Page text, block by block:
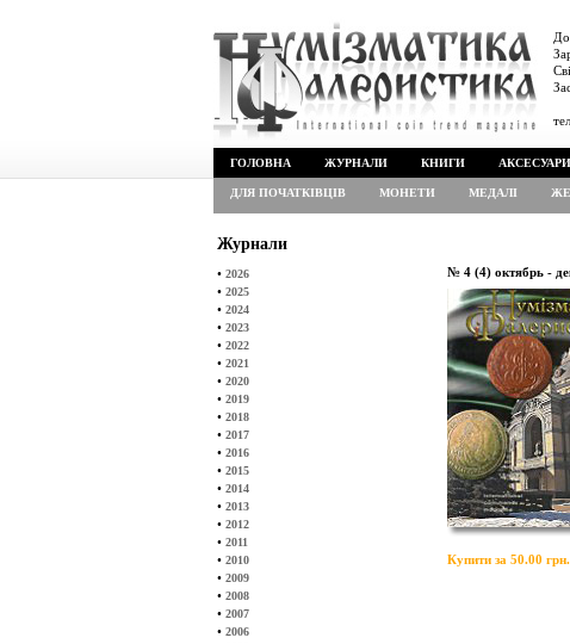
ГОЛОВНА ЖУРНАЛИ КНИГИ АКСЕСУАРИ
ДЛЯ ПОЧАТКІВЦІВ МОНЕТИ МЕДАЛІ
Журнали
• 2026
• 2025
• 2024
• 2023
• 2022
• 2021
• 2020
• 2019
• 2018
• 2017
• 2016
• 2015
• 2014
• 2013
• 2012
• 2011
• 2010
• 2009
• 2008
• 2007
• 2006
№ 4 (4) октябрь -
Купити за 50.00 грн.